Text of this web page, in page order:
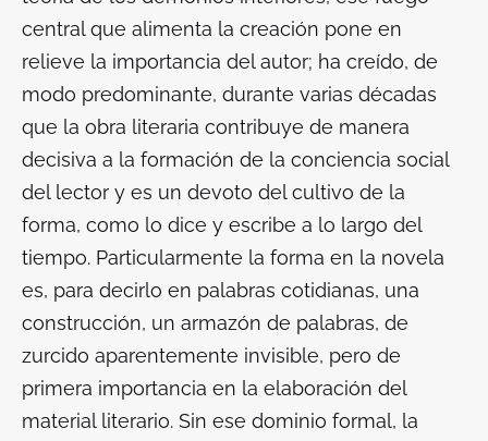
central que alimenta la creación pone en
relieve la importancia del autor; ha creído, de
modo predominante, durante varias décadas
que la obra literaria contribuye de manera
decisiva a la formación de la conciencia social
del lector y es un devoto del cultivo de la
forma, como lo dice y escribe a lo largo del
tiempo. Particularmente la forma en la novela
es, para decirlo en palabras cotidianas, una
construcción, un armazón de palabras, de
zurcido aparentemente invisible, pero de
primera importancia en la elaboración del
material literario. Sin ese dominio formal, la